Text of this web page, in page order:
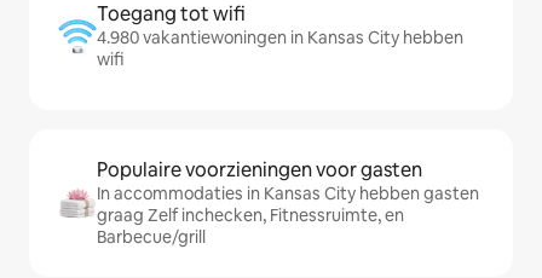
Toegang tot wifi
4.980 vakantiewoningen in Kansas City hebben
wifi
Populaire voorzieningen voor gasten
In accommodaties in Kansas City hebben gasten
graag Zelf inchecken, Fitnessruimte, en
Barbecue/grill